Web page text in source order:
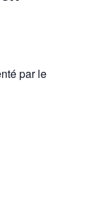
par le